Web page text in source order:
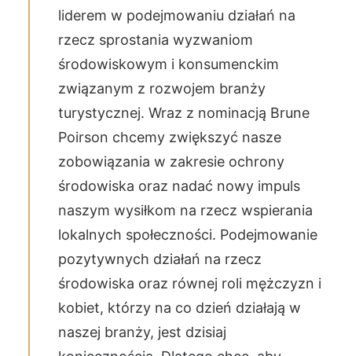
liderem w podejmowaniu działań na
rzecz sprostania wyzwaniom
środowiskowym i konsumenckim
związanym z rozwojem branży
turystycznej. Wraz z nominacją Brune
Poirson chcemy zwiększyć nasze
zobowiązania w zakresie ochrony
środowiska oraz nadać nowy impuls
naszym wysiłkom na rzecz wspierania
lokalnych społeczności. Podejmowanie
pozytywnych działań na rzecz
środowiska oraz równej roli mężczyzn i
kobiet, którzy na co dzień działają w
naszej branży, jest dzisiaj